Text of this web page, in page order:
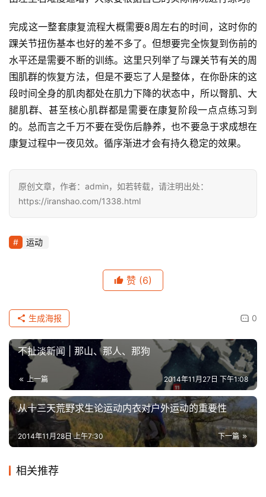
完成这一整套康复流程大概需要8周左右的时间，这时你的
踝关节扭伤基本也好的差不多了。但想要完全恢复到伤前的
水平还是需要不断的训练。这里只列举了与踝关节有关的周
围肌群的恢复方法，但是不要忘了人是整体，在你卧床的这
段时间全身的肌肉都处在肌力下降的状态中，所以臀肌、大
腿肌群、甚至核心肌群都是需要在康复阶段一点点练习到
的。总而言之千万不要在受伤后静养，也不要急于求成想在
康复过程中一夜见效。循序渐进才会有持久稳定的效果。
原创文章，作者：admin，如若转载，请注明出处：
https://iranshao.com/1338.html
运动
赞 (6)
0
生成海报
不扯淡新闻 | 那山、那人、那狗
上一篇 2014年11月27日 下午1:08
​从十三天荒野求生论运动内衣对户外运动的重要性
下一篇
2014年11月28日 上午7:30
相关推荐